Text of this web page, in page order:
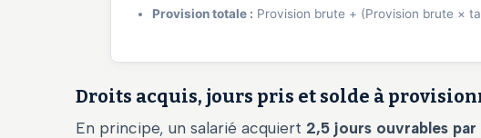
Provision totale : Provision brute + (Provision brute ×
Droits acquis, jours pris et solde à
En principe, un salarié acquiert 2,5 jours ouvrables